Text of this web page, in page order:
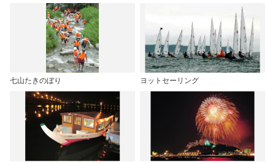
七山たきのぼり ヨットセーリング